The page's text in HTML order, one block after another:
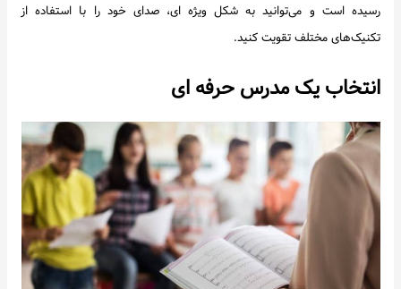
رسیده است و می‌توانید به شکل ویژه ای، صدای خود را با استفاده از
تکنیک‌های مختلف تقویت کنید.
انتخاب یک مدرس حرفه ای